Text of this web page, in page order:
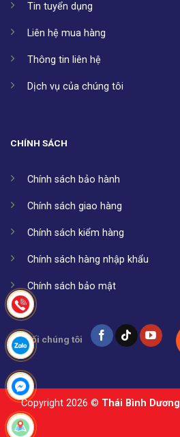
Tin tuyển dụng
Liên hệ mua hàng
Thông tin liên hệ
Dịch vụ của chúng tôi
CHÍNH SÁCH
Chính sách bảo hành
Chính sách giao hàng
Chính sách kiểm hàng
Chính sách hàng nhập khẩu
Chính sách bảo mật
Kết nối chúng tôi
Copyright 2026 © Thái Bình Dương